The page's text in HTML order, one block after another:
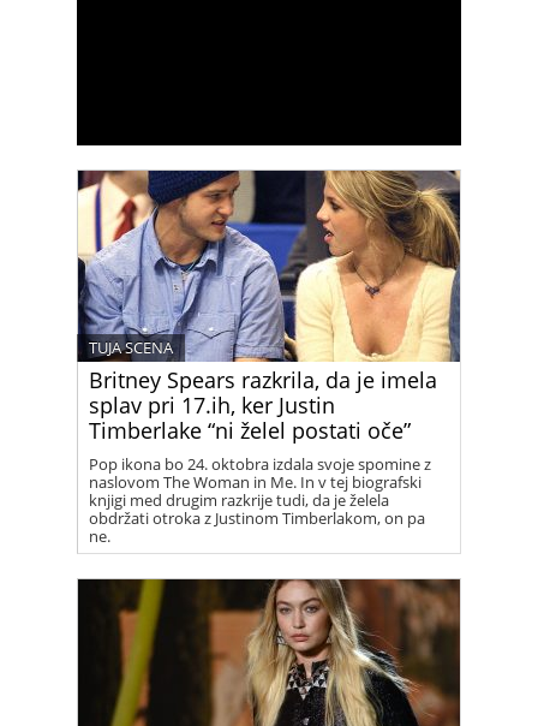
Britney Spears razkrila, da je imela
splav pri 17.ih, ker Justin
Timberlake “ni želel postati oče”
TUJA SCENA
Pop ikona bo 24. oktobra izdala svoje spomine z
naslovom The Woman in Me. In v tej biografski
knjigi med drugim razkrije tudi, da je želela
obdržati otroka z Justinom Timberlakom, on pa
ne.